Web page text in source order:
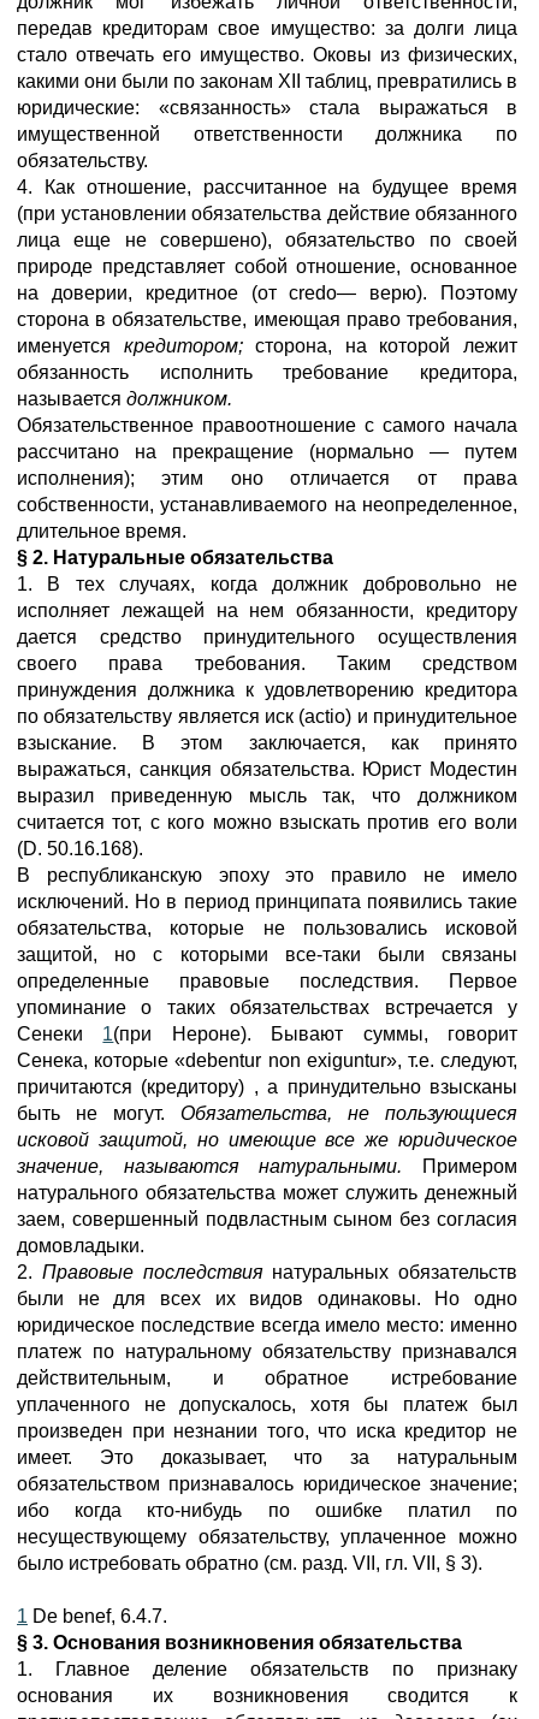
передав кредиторам свое имущество: за долги лица
стало отвечать его имущество. Оковы из физических,
какими они были по законам XII таблиц, превратились в
юридические: «связанность» стала выражаться в
имущественной ответственности должника по
обязательству.
4. Как отношение, рассчитанное на будущее время
(при установлении обязательства действие обязанного
лица еще не совершено), обязательство по своей
природе представляет собой отношение, основанное
на доверии, кредитное (от credo— верю). Поэтому
сторона в обязательстве, имеющая право требования,
именуется кредитором;сторона, на которой лежит
обязанность исполнить требование кредитора,
называется должником.
Обязательственное правоотношение с самого начала
рассчитано на прекращение (нормально — путем
исполнения); этим оно отличается от права
собственности, устанавливаемого на неопределенное,
длительное время.
§ 2. Натуральные обязательства
1. В тех случаях, когда должник добровольно не
исполняет лежащей на нем обязанности, кредитору
дается средство принудительного осуществления
своего права требования. Таким средством
принуждения должника к удовлетворению кредитора
по обязательству является иск (actio) и принудительное
взыскание. В этом заключается, как принято
выражаться, санкция обязательства. Юрист Модестин
выразил приведенную мысль так, что должником
считается тот, с кого можно взыскать против его воли
(D. 50.16.168).
В республиканскую эпоху это правило не имело
исключений. Но в период принципата появились такие
обязательства, которые не пользовались исковой
защитой, но с которыми все-таки были связаны
определенные правовые последствия. Первое
упоминание о таких обязательствах встречается у
Сенеки 1(при Нероне). Бывают суммы, говорит
Сенека, которые «debentur non exiguntur», т.е. следуют,
причитаются (кредитору) , а принудительно взысканы
быть не могут. Обязательства, не пользующиеся
исковой защитой, но имеющие все же юридическое
значение, называются натуральными. Примером
натурального обязательства может служить денежный
заем, совершенный подвластным сыном без согласия
домовладыки.
2. Правовые последствиянатуральных обязательств
были не для всех их видов одинаковы. Но одно
юридическое последствие всегда имело место: именно
платеж по натуральному обязательству признавался
действительным, и обратное истребование
уплаченного не допускалось, хотя бы платеж был
произведен при незнании того, что иска кредитор не
имеет. Это доказывает, что за натуральным
обязательством признавалось юридическое значение;
ибо когда кто-нибудь по ошибке платил по
несуществующему обязательству, уплаченное можно
было истребовать обратно (см. разд. VII, гл. VII, § 3).
1 De benef, 6.4.7.
§ 3. Основания возникновения обязательства
1. Главное деление обязательств по признаку
основания их возникновения сводится к